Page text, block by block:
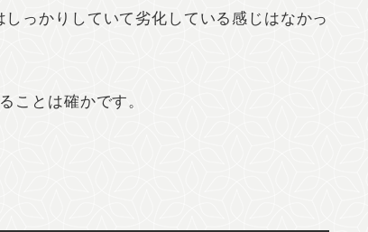
っかりしていて劣化している感じはなかっ
ことは確かです。